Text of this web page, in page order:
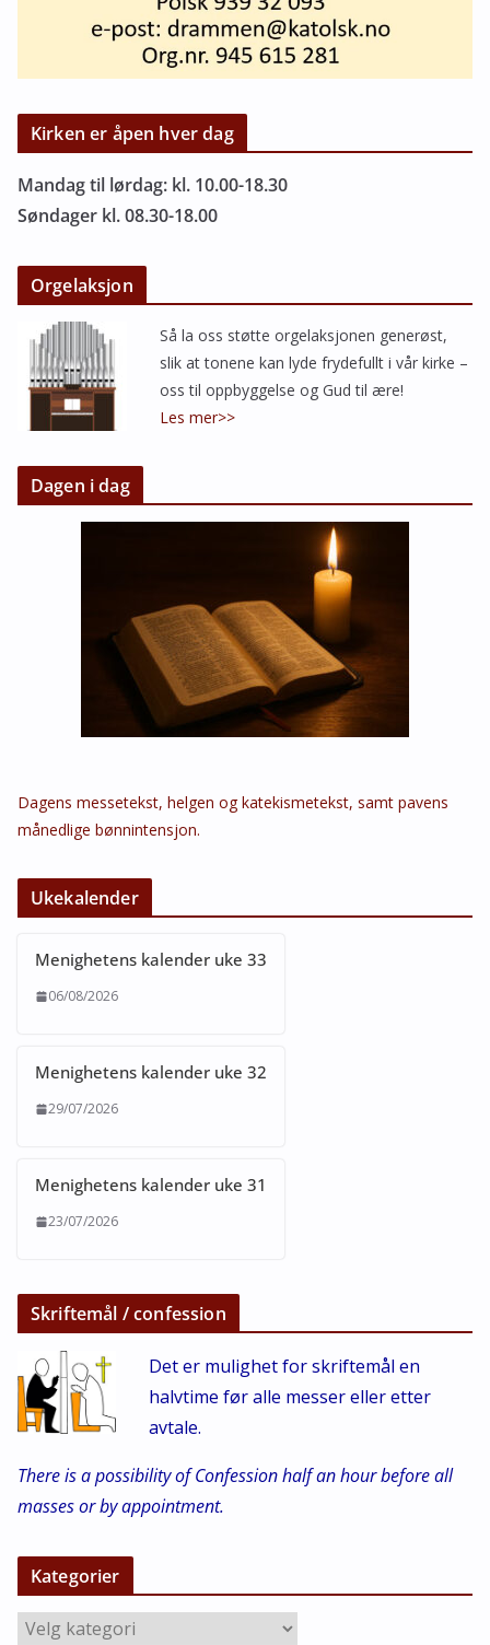
Kirken er åpen hver dag
Mandag til lørdag: kl. 10.00-18.30
Søndager kl. 08.30-18.00
Orgelaksjon
Så la oss støtte orgelaksjonen generøst,
slik at tonene kan lyde frydefullt i vår kirke –
oss til oppbyggelse og Gud til ære!
Les mer>>
Dagen i dag
Dagens messetekst, helgen og katekismetekst, samt pavens
månedlige bønnintensjon.
Ukekalender
Menighetens kalender uke 33
06/08/2026
Menighetens kalender uke 32
29/07/2026
Menighetens kalender uke 31
23/07/2026
Skriftemål / confession
Det er mulighet for skriftemål en
halvtime før alle messer eller etter
avtale.
There is a possibility of Confession half an hour before all
masses or by appointment.
Kategorier
K